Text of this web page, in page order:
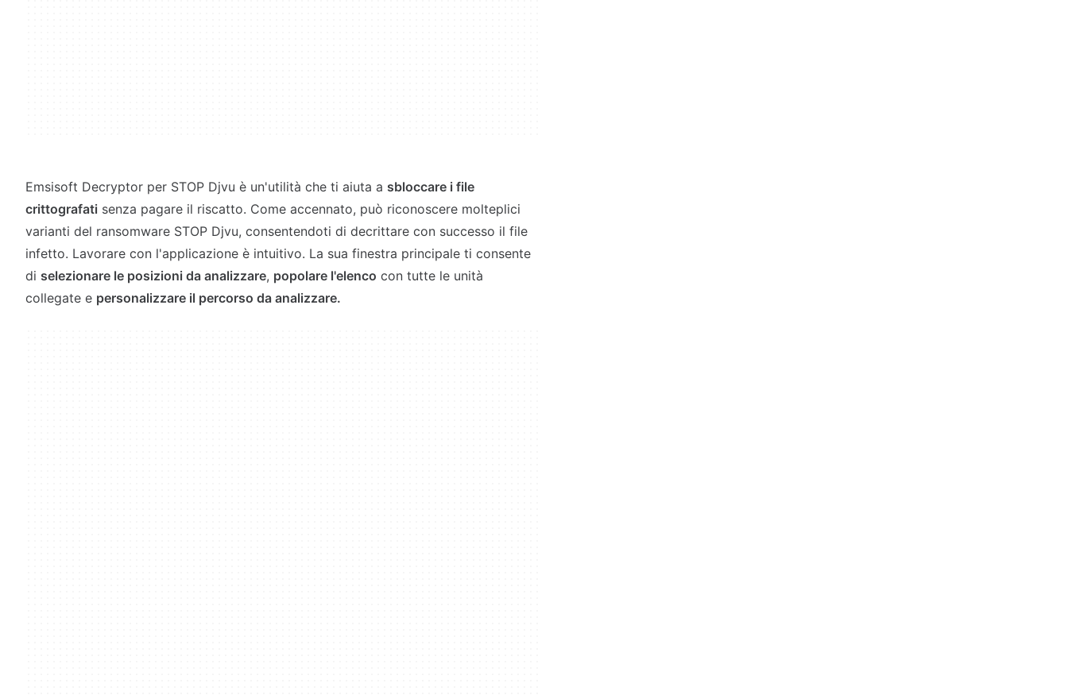
Emsisoft Decryptor per STOP Djvu è un'utilità che ti aiuta a sbloccare i file
crittografati senza pagare il riscatto. Come accennato, può riconoscere molteplici
varianti del ransomware STOP Djvu, consentendoti di decrittare con successo il file
infetto. Lavorare con l'applicazione è intuitivo. La sua finestra principale ti consente
di selezionare le posizioni da analizzare, popolare l'elenco con tutte le unità
collegate e personalizzare il percorso da analizzare.